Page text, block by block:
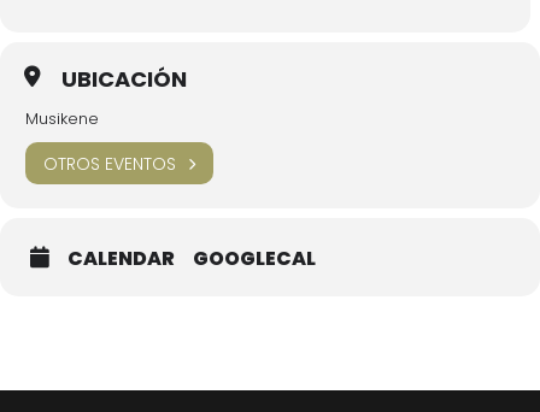
UBICACIÓN
Musikene
OTROS EVENTOS
CALENDAR GOOGLECAL